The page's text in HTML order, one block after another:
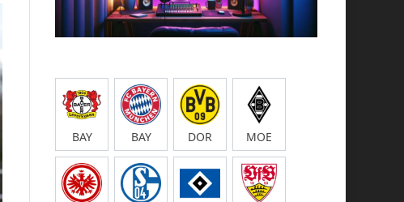
BAY BAY DOR MOE